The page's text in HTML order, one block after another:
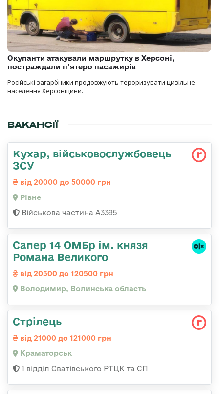
Окупанти атакували маршрутку в Херсоні,
постраждали п’ятеро пасажирів
Російські загарбники продовжують тероризувати цивільне
населення Херсонщини.
ВАКАНСІЇ
Кухар, військовослужбовець
ЗСУ
від 20000 до 50000 грн
Рівне
Військова частина А3395
Сапер 14 ОМБр ім. князя
Романа Великого
від 20500 до 120500 грн
Володимир, Волинська область
Стрілець
від 21000 до 121000 грн
Краматорськ
1 відділ Сватівського РТЦК та СП